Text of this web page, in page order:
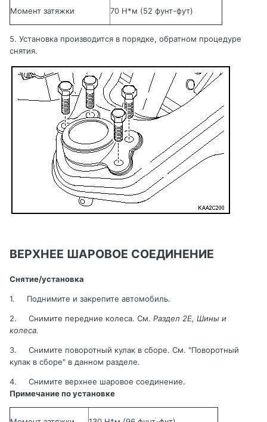
Момент затяжки 70 Н*м (52 фунт-фут)
5. Установка производится в порядке, обратном процедуре
снятия.
ВЕРХНЕЕ ШАРОВОЕ СОЕДИНЕНИЕ
Снятие/установка
1. Поднимите и закрепите автомобиль.
2. Снимите передние колеса. См. Раздел 2E, Шины и
колеса.
3.
Снимите поворотный кулак в сборе. См. "Поворотный
кулак в сборе" в данном разделе.
4.
Снимите верхнее шаровое соединение.
Примечание по установке